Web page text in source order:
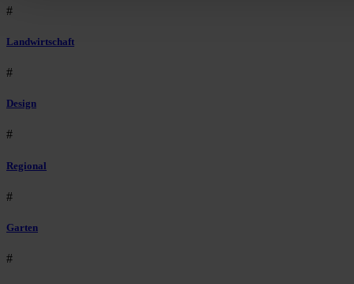
#
Landwirtschaft
#
Design
#
Regional
#
Garten
#